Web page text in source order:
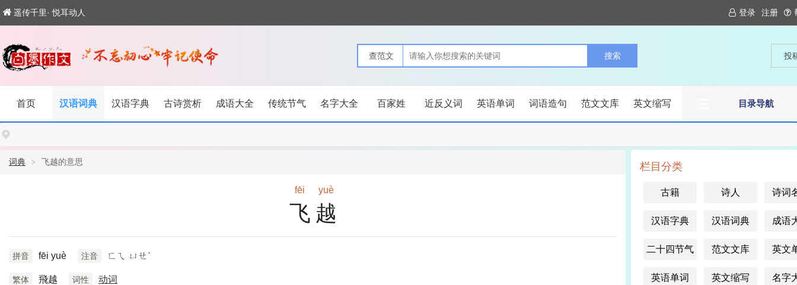
遥传千里· 悦耳动人 登录 注册
投
目录导航
首页 汉语词典 汉语字典 古诗赏析 成语大全 传统节气 名字大全 百家姓 近反义词 英语单词 词语造句 范文文库 英文缩写
词典 飞越的意思
fēi yuè
飞越
拼音 fēi yuè 注音 ㄈㄟ ㄩㄝˋ
繁体 飛越 词性 动词
栏目分类
古籍 诗人 诗词
汉语字典 汉语词典 成语
二十四节气 范文文库 英文
英语单词 英文缩写 名字